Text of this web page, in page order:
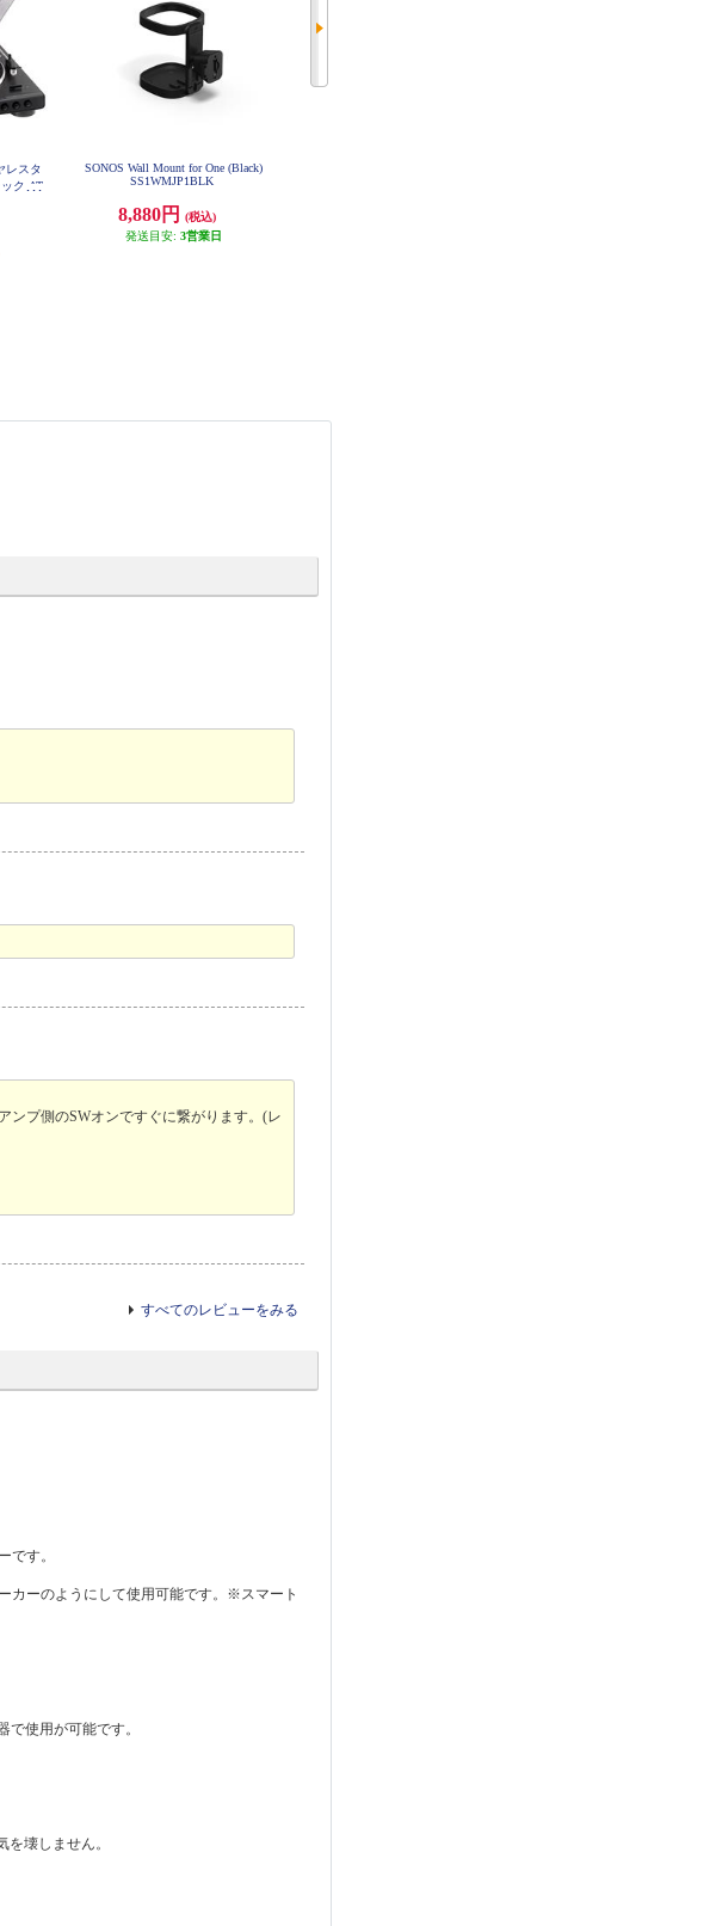
レスタ
ク AT
SONOS Wall Mount for One (Black)
SS1WMJP1BLK
8,880円
(税込)
発送目安: 3営業日
ンプ側のSWオンですぐに繋がります。(レ
すべてのレビューをみる
です。
カーのようにして使用可能です。※スマート
使用が可能です。
壊しません。